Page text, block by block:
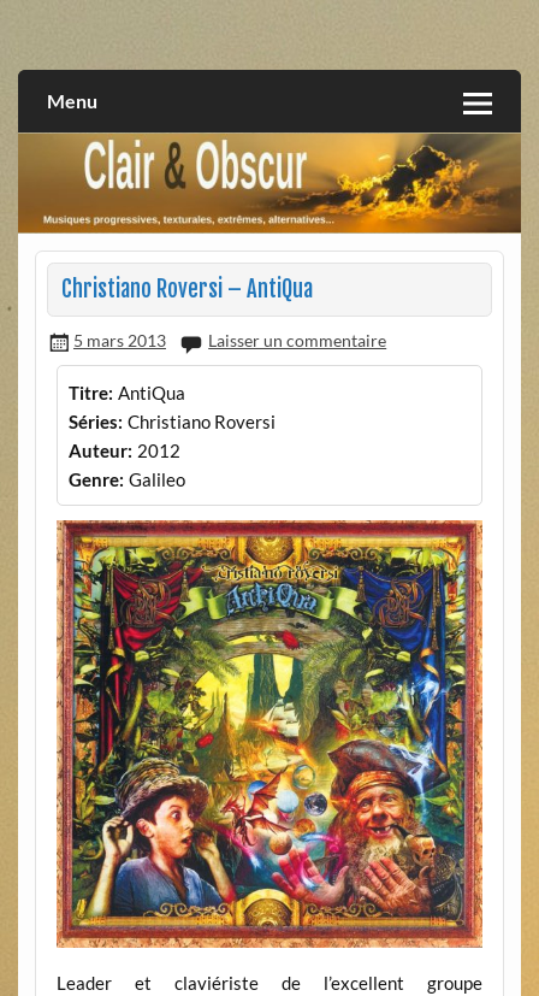
extrêmes, alternatives, texturales
Menu
Christiano Roversi – AntiQua
5 mars 2013 Laisser un commentaire
Titre: AntiQua
Séries: Christiano Roversi
Auteur: 2012
Genre: Galileo
Leader et claviériste de l’excellent groupe